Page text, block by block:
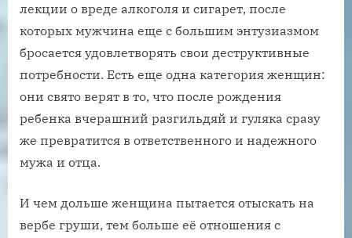
лекции о вреде алкоголя и сигарет, после
которых мужчина еще с большим энтузиазмом
бросается удовлетворять свои деструктивные
потребности. Есть еще одна категория женщин:
они свято верят в то, что после рождения
ребенка вчерашний разгильдяй и гуляка сразу
же превратится в ответственного и надежного
мужа и отца.
И чем дольше женщина пытается отыскать на
вербе груши, тем больше её отношения с